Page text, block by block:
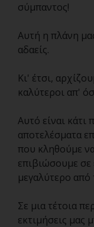
σύμπαντος!
Αυτή η πλάνη
αδαείς.
Κι' έτσι,
καλύτεροι απ'
Αυτό είναι κάτι
αποτελέσματα
που κληθούμε
επιβιώσουμε
μεγαλύτερο από
Σε μια τέτοια
εκτιμήσεις μας